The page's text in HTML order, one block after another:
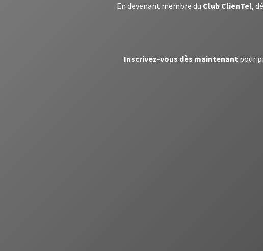
En devenant membre du Club ClienTel,
Inscrivez-vous dès maintenant pour